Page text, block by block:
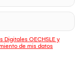
Digitales OECHSLE y
de mis datos